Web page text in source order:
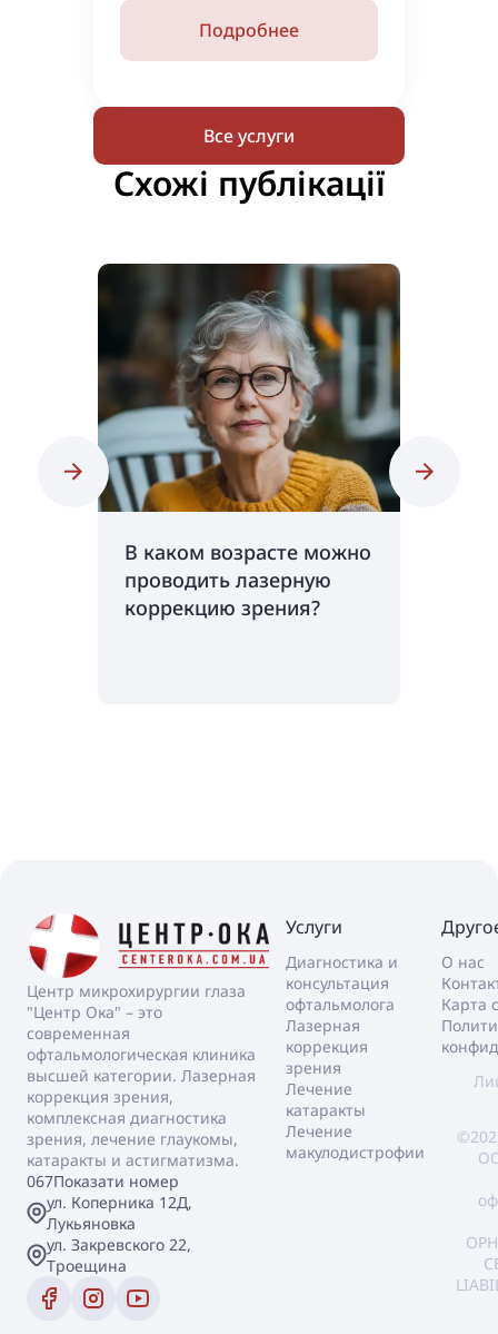
Подробнее
Все услуги
Схожі публікації
В каком возрасте можно
проводить лазерную
коррекцию зрения?
Центр микрохирургии глаза
"Центр Ока" – это
современная
офтальмологическая клиника
высшей категории. Лазерная
коррекция зрения,
комплексная диагностика
зрения, лечение глаукомы,
катаракты и астигматизма.
067Показати номер
ул. Коперника 12Д,
Лукьяновка
ул. Закревского 22,
Троещина
Услуги
Диагностика и
консультация
офтальмолога
Лазерная
коррекция
зрения
Лечение
катаракты
Лечение
макулодистрофии
О нас
Карта